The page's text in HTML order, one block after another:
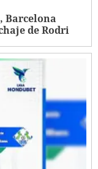
Barcelona
de Rodri